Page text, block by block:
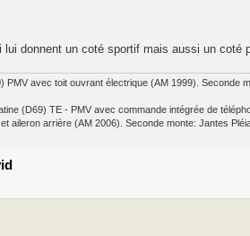
donnent un coté sportif mais aussi un coté
avec toit ouvrant électrique (AM 1999). Seconde
(D69) TE - PMV avec commande intégrée de
aileron arrière (AM 2006). Seconde monte: Jantes